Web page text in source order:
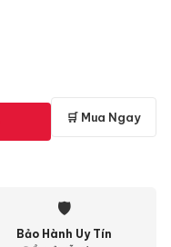
🛒 Mua Ngay
🛡
Bảo Hành Uy Tín